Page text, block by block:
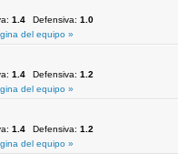
1.4 Defensiva: 1.0
del equipo »
1.4 Defensiva: 1.2
del equipo »
1.4 Defensiva: 1.2
del equipo »